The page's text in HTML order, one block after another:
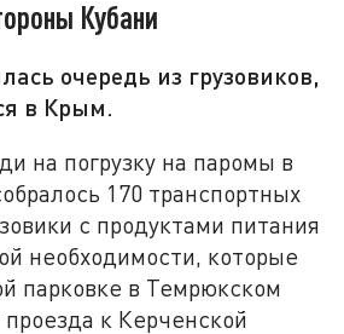
Кубани
очередь из грузовиков,
в Крым.
на погрузку на паромы в
170 транспортных
с продуктами питания
необходимости, которые
парковке в Темрюкском
к Керченской